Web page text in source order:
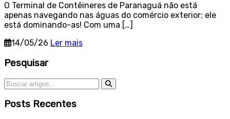
O Terminal de Contêineres de Paranaguá não está
apenas navegando nas águas do comércio exterior; ele
está dominando-as! Com uma […]
14/05/26 Ler mais
Sidebar
Pesquisar
Pesquisar por:
Posts Recentes